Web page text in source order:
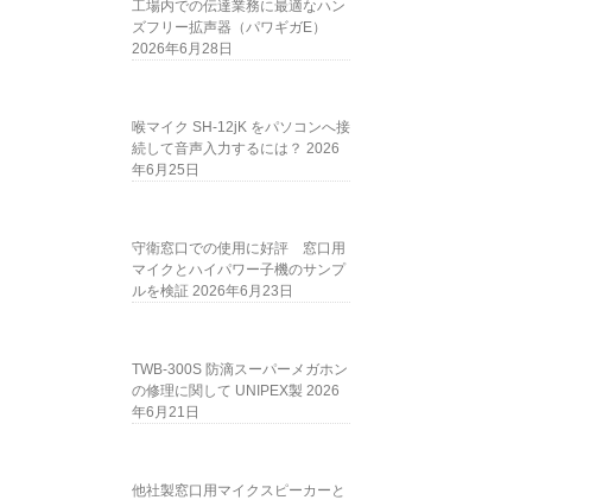
工場内での伝達業務に最適なハン
ズフリー拡声器（パワギガE）
2026年6月28日
喉マイク SH-12jK をパソコンへ接
続して音声入力するには？ 2026
年6月25日
守衛窓口での使用に好評 窓口用
マイクとハイパワー子機のサンプ
ルを検証 2026年6月23日
TWB-300S 防滴スーパーメガホン
の修理に関して UNIPEX製 2026
年6月21日
他社製窓口用マイクスピーカーと